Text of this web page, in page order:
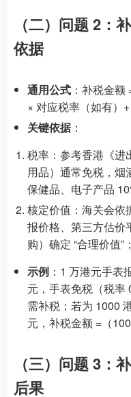
（二）问题 2：
依据
通用公式 ：补税金额
× 对应税率（如有）
关键依据：
税率：参考香港《进
用品）通常免税，烟
保健品、电子产品
核定价值：海关会依
报价格、第三方估价
购）确定 “合理价值”；
示例 ：1 万港元手表
元，手表免税（税率
需补税；若为 1000
元，补税金额 =（
（三）问题 3：
后果